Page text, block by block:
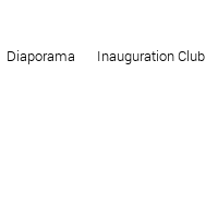
Diaporama Inauguration